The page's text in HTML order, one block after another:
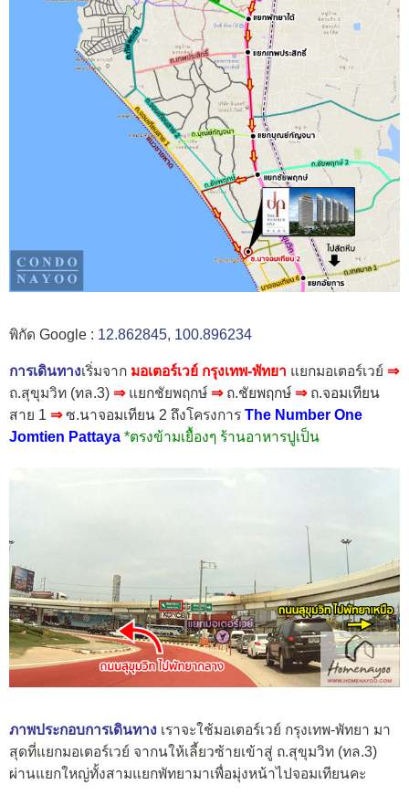
พิกัด Google : 12.862845, 100.896234
การเดินทางเริ่มจาก มอเตอร์เวย์ กรุงเทพ-พัทยา แยกมอเตอร์เวย์ ⇒
ถ.สุขุมวิท (ทล.3) ⇒แยกชัยพฤกษ์ ⇒ถ.ชัยพฤกษ์ ⇒ถ.จอมเทียน
สาย 1 ⇒ซ.นาจอมเทียน 2 ถึงโครงการ The Number One
Jomtien Pattaya *ตรงข้ามเยื้องๆ ร้านอาหารปูเป็น
ภาพประกอบการเดินทาง เราจะใช้มอเตอร์เวย์ กรุงเทพ-พัทยา มา
สุดที่แยกมอเตอร์เวย์ จากนให้เลี้ยวซ้ายเข้าสู่ ถ.สุขุมวิท (ทล.3)
ผ่านแยกใหญ่ทั้งสามแยกพัทยามาเพื่อมุ่งหน้าไปจอมเทียนคะ